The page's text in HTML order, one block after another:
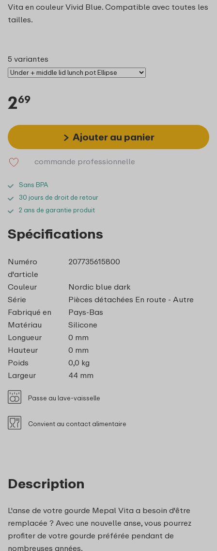
Vita en couleur Vivid Blue. Compatible avec toutes les
tailles.
5 variantes
269
Ajouter au panier
commande professionnelle
Sans BPA
30 jours de droit de retour
2 ans de garantie produit
Description
L'anse de votre gourde Mepal Vita a besoin d'être
remplacée ? Avec une nouvelle anse, vous pourrez
profiter de votre gourde préférée pendant de
nombreuses années.
Spécifications
Numéro
d'article
207735615800
Couleur
Nordic blue dark
Série
Pièces détachées En route - Autre
Fabriqué en
Pays-Bas
Matériau
Silicone
Longueur
0 mm
Hauteur
0 mm
Poids
0,0 kg
Largeur
44 mm
Passe au lave-vaisselle
Convient au contact alimentaire